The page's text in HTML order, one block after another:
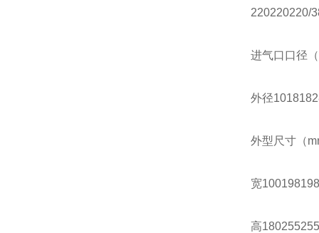
220220220/
进气口口径
外径
外型尺寸（
宽
高